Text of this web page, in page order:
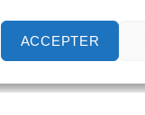
ACCEPTER